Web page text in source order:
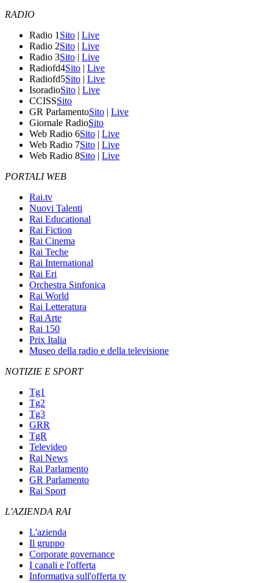
RADIO
Radio 1 Sito | Live
Radio 2Sito | Live
Radio 3Sito | Live
Radiofd4Sito | Live
Radiofd5Sito | Live
IsoradioSito | Live
CCISSSito
GR ParlamentoSito | Live
Giornale RadioSito
Web Radio 6Sito | Live
Web Radio 7Sito | Live
Web Radio 8Sito | Live
PORTALI WEB
Rai.tv
Nuovi Talenti
Rai Educational
Rai Fiction
Rai Cinema
Rai Teche
Rai International
Rai Eri
Orchestra Sinfonica
Rai World
Rai Letteratura
Rai Arte
Rai 150
Prix Italia
Museo della radio e della televisione
NOTIZIE E SPORT
Tg1
Tg2
Tg3
GRR
TgR
Televideo
Rai News
Rai Parlamento
GR Parlamento
Rai Sport
L'AZIENDA RAI
L'azienda
Il gruppo
Corporate governance
I canali e l'offerta
Informativa sull'offerta tv